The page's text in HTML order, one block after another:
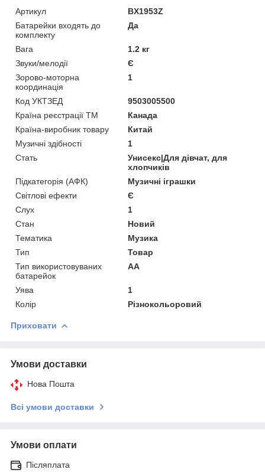
Артикул
BX1953Z
Батарейки входять до
комплекту
Да
Вага
1.2 кг
Звуки/мелодії
Є
Зорово-моторна
координація
1
Код УКТЗЕД
9503005500
Країна реєстрації ТМ
Канада
Країна-виробник товару
Китай
Музичні здібності
1
Стать
Унисекс|Для дівчат, для
хлопчиків
Підкатегорія (АФК)
Музичні іграшки
Світлові ефекти
Є
Слух
1
Стан
Новий
Тематика
Музика
Тип
Товар
Тип використовуваних
батарейок
AA
Уява
1
Колір
Різнокольоровий
Приховати
Умови доставки
Нова Пошта
Всі умови доставки
Умови оплати
Післяплата